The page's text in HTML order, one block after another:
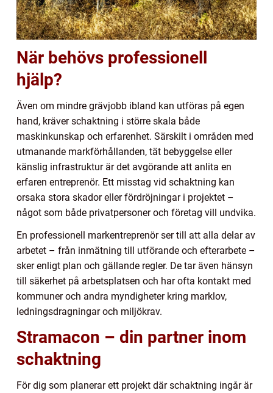
När behövs professionell
hjälp?
Även om mindre grävjobb ibland kan utföras på egen
hand, kräver schaktning i större skala både
maskinkunskap och erfarenhet. Särskilt i områden med
utmanande markförhållanden, tät bebyggelse eller
känslig infrastruktur är det avgörande att anlita en
erfaren entreprenör. Ett misstag vid schaktning kan
orsaka stora skador eller fördröjningar i projektet –
något som både privatpersoner och företag vill undvika.
En professionell markentreprenör ser till att alla delar av
arbetet – från inmätning till utförande och efterarbete –
sker enligt plan och gällande regler. De tar även hänsyn
till säkerhet på arbetsplatsen och har ofta kontakt med
kommuner och andra myndigheter kring marklov,
ledningsdragningar och miljökrav.
Stramacon – din partner inom
schaktning
För dig som planerar ett projekt där schaktning ingår är